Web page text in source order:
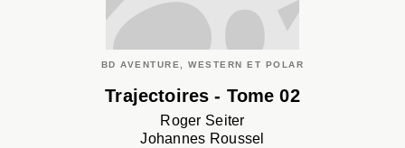
BD AVENTURE, WESTERN ET POLAR
Trajectoires - Tome 02
Roger Seiter
Johannes Roussel